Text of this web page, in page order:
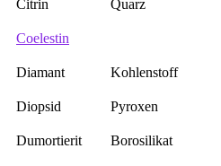
Citrin Quarz
Coelestin
Diamant Kohlenstoff
Diopsid Pyroxen
Dumortierit Borosilikat